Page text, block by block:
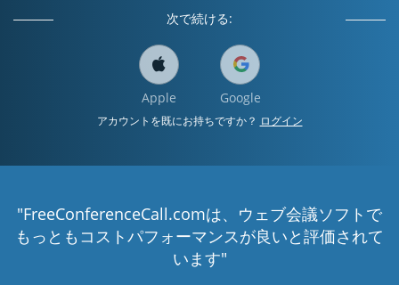
次で続ける:
Apple Google
アカウントを既にお持ちですか？ ログイン
"FreeConferenceCall.comは、ウェブ会議ソフトで
もっともコストパフォーマンスが良いと評価されて
います"